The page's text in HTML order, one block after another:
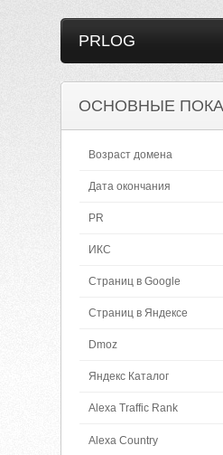
PRLOG
ОСНОВНЫЕ
Возраст домена
Дата окончания
PR
ИКС
Страниц в Google
Страниц в Яндексе
Dmoz
Яндекс Каталог
Alexa Traffic Rank
Alexa Country